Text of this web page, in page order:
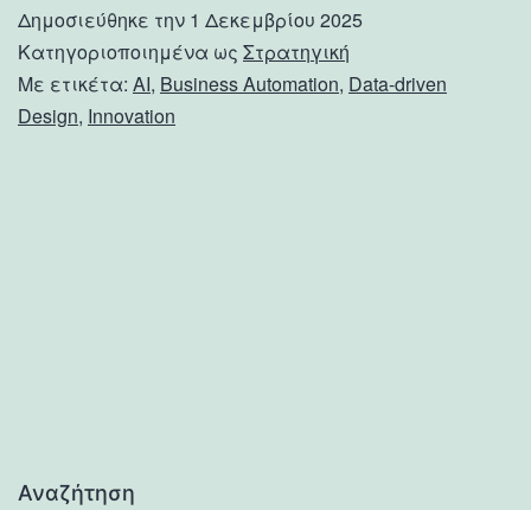
Δημοσιεύθηκε την 1 Δεκεμβρίου 2025
Κατηγοριοποιημένα ως Στρατηγική
Με ετικέτα: AI, Business Automation, Data-driven
Design, Innovation
Αναζήτηση